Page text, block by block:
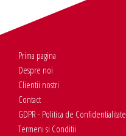
Prima pagina
Despre noi
Clientii nostri
Contact
GDPR - Politica de Confidentialitate
Termeni si Conditii